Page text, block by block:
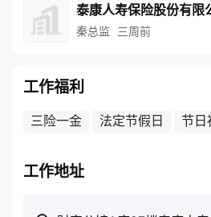
泰康人寿保险股份有限
秦总监 三周前
工作福利
三险一金 法定节假日 节日
工作地址